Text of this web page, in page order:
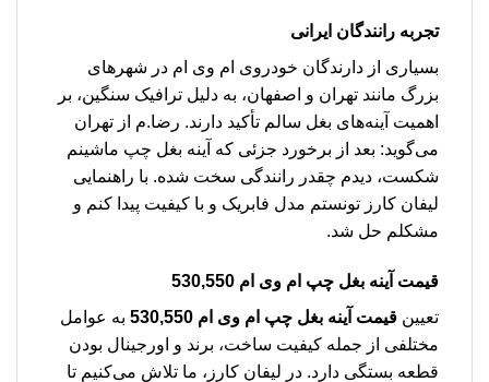
تجربه رانندگان ایرانی
بسیاری از دارندگان خودروی ام وی ام در شهرهای
بزرگ مانند تهران و اصفهان، به دلیل ترافیک سنگین، بر
اهمیت آینه‌های بغل سالم تأکید دارند. رضا.م از تهران
می‌گوید: بعد از برخورد جزئی که آینه بغل چپ ماشینم
شکست، دیدم چقدر رانندگی سخت شده. با راهنمایی
لیفان کارز تونستم مدل فابریک و با کیفیت پیدا کنم و
مشکلم حل شد.
قیمت آینه بغل چپ ام وی ام 530,550
تعیین قیمت آینه بغل چپ ام وی ام 530,550
به عوامل
مختلفی از جمله کیفیت ساخت، برند و اورجینال بودن
قطعه بستگی دارد. در لیفان کارز، ما تلاش می‌کنیم تا